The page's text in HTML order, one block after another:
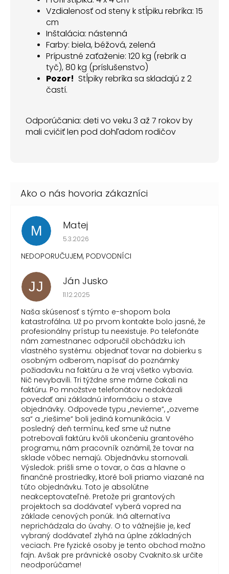
Vzdialenosť od steny k stĺpiku rebríka: 15
cm
Inštalácia: nástenná
Farby: biela, béžová, zelená
Prípustné zaťaženie: 120 kg (rebrík a
tyč), 80 kg (príslušenstvo)
Pozor! Stĺpiky rebríka sa skladajú z 2
častí.
Odporúčania: deti vo veku 3 až 7 rokov by
mali cvičiť len pod dohľadom rodičov
M Matej
Hodnotenie obchodu je 1 z 5 hviezdičiek.
5.3.2026
NEDOPORUČUJEM, PODVODNÍCI
JJ Ján Jusko
Hodnotenie obchodu je 1 z 5 hviezdičiek.
11.12.2025
Naša skúsenosť s týmto e-shopom bola
katastrofálna. Už po prvom kontakte bolo jasné, že
profesionálny prístup tu neexistuje. Po telefonáte
nám zamestnanec odporučil obchádzku ich
vlastného systému: objednať tovar na dobierku s
osobným odberom, napísať do poznámky
požiadavku na faktúru a že vraj všetko vybavia.
Nič nevybavili. Tri týždne sme márne čakali na
faktúru. Po množstve telefonátov nedokázali
povedať ani základnú informáciu o stave
objednávky. Odpovede typu „nevieme“, „ozveme
sa“ a „riešime“ boli jediná komunikácia. V
posledný deň termínu, keď sme už nutne
potrebovali faktúru kvôli ukončeniu grantového
programu, nám pracovník oznámil, že tovar na
sklade vôbec nemajú. Objednávku stornovali.
Výsledok: prišli sme o tovar, o čas a hlavne o
finančné prostriedky, ktoré boli priamo viazané na
túto objednávku. Toto je absolútne
neakceptovateľné. Pretože pri grantových
projektoch sa dodávateľ vyberá vopred na
základe cenových ponúk. Iná alternatíva
neprichádzala do úvahy. O to vážnejšie je, keď
vybraný dodávateľ zlyhá na úplne základných
veciach. Pre fyzické osoby je tento obchod možno
fajn. Avšak pre právnické osoby Cvaknito.sk určite
neodporúčame!